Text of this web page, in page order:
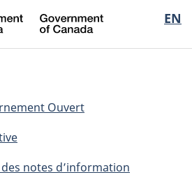
Passer
au
contenu
Passer
à
« Au
Passer
à
la
EN
of
Ouvert
notes d’information